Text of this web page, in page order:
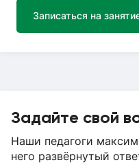
Записаться на
Задайте свой
Наши педагоги
него развёрнутый